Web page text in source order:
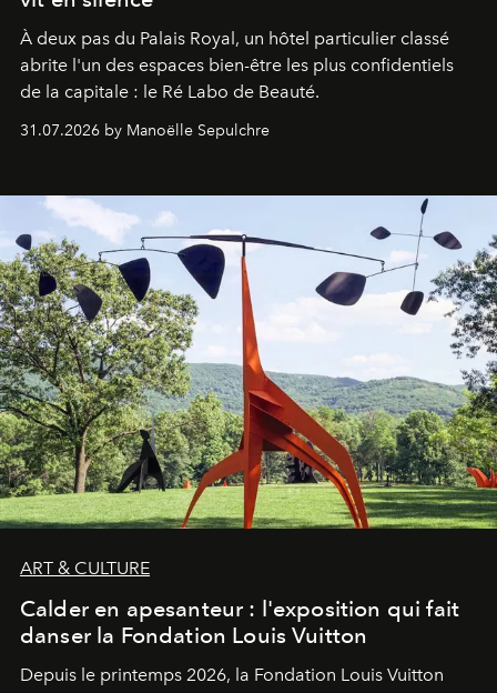
À deux pas du Palais Royal, un hôtel particulier classé
abrite l'un des espaces bien-être les plus confidentiels
de la capitale : le Ré Labo de Beauté.
31.07.2026 by Manoëlle Sepulchre
ART & CULTURE
Calder en apesanteur : l'exposition qui fait
danser la Fondation Louis Vuitton
Depuis le printemps 2026, la Fondation Louis Vuitton